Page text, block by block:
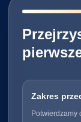
Zakres
Potwierdzamy